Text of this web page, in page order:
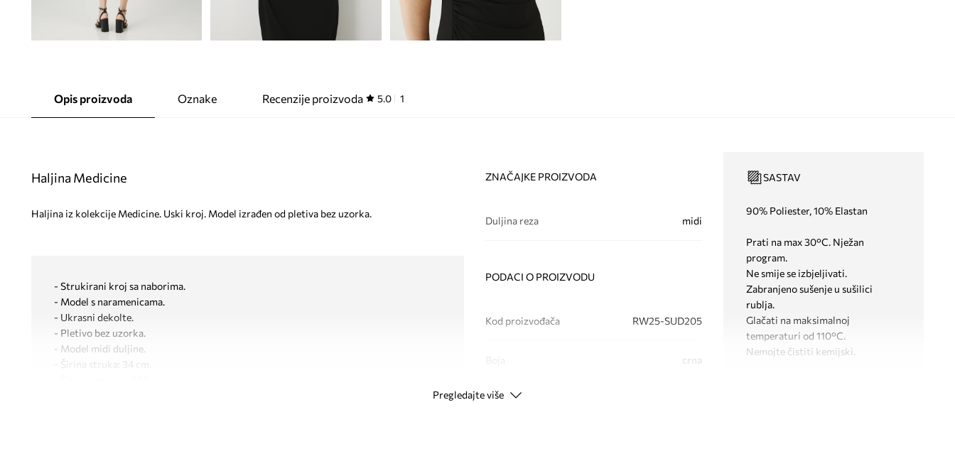
Opis proizvoda Oznake Recenzije proizvoda 5.0 1
Haljina Medicine
Haljina iz kolekcije Medicine. Uski kroj. Model izrađen od pletiva bez uzorka.
- Strukirani kroj sa naborima.
- Model s naramenicama.
- Ukrasni dekolte.
- Pletivo bez uzorka.
- Model midi duljine.
- Širina struka: 34 cm.
ZNAČAJKE PROIZVODA
Duljina reza midi
PODACI O PROIZVODU
Kod proizvođača RW25-SUD205
crna
Modna marka
SASTAV
90% Poliester, 10% Elastan
Prati na max 30°C. Nježan
program.
Ne smije se izbjeljivati.
Zabranjeno sušenje u sušilici
rublja.
Glačati na maksimalnoj
temperaturi od 110°C.
Nemojte čistiti kemijski.
Pregledajte više